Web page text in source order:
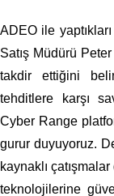
ADEO ile
Satış Müdürü
takdir ettiğini
tehditlere karşı
Cyber Range
gurur duyuyoruz.
kaynaklı
teknolojilerine